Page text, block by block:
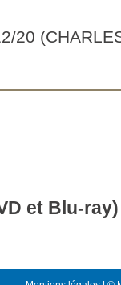
20
et Blu-ray)